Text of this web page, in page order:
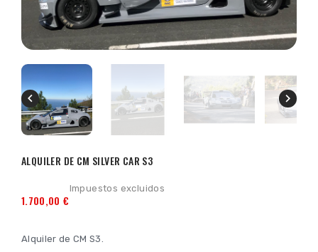
 
ALQUILER DE CM SILVER CAR S3
1.700,00 €
Impuestos excluidos
Alquiler de CM S3.